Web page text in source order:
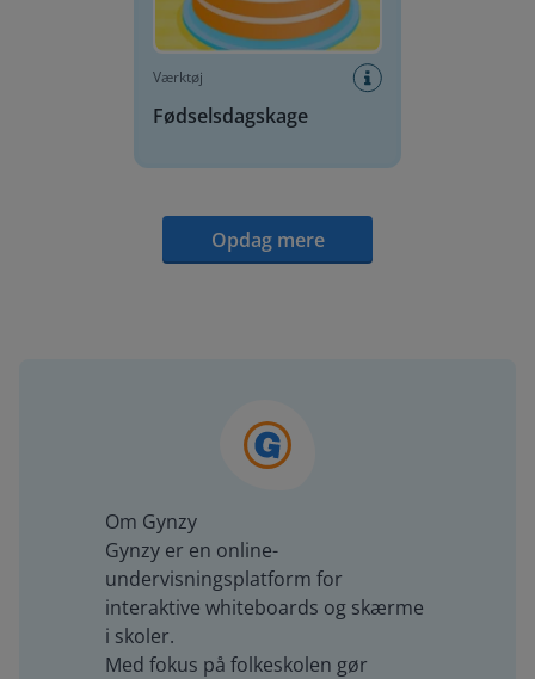
Værktøj
Fødselsdagskage
Opdag mere
Om Gynzy
Gynzy er en online-
undervisningsplatform for
interaktive whiteboards og skærme
i skoler.
Med fokus på folkeskolen gør